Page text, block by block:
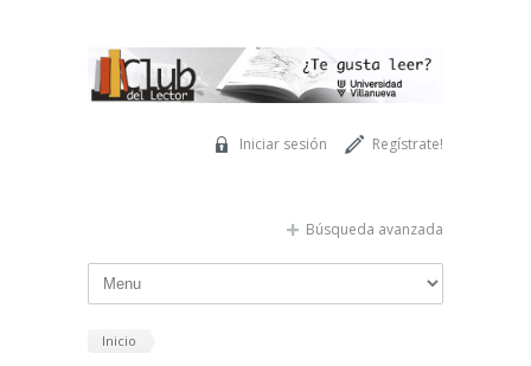
Regístrate!
Iniciar sesión
Búsqueda avanzada
Inicio